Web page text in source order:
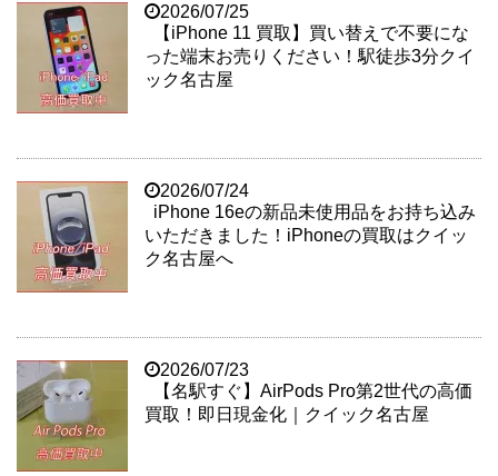
2026/07/25
【iPhone 11 買取】買い替えで不要にな
った端末お売りください！駅徒歩3分クイ
ック名古屋
2026/07/24
iPhone 16eの新品未使用品をお持ち込み
いただきました！iPhoneの買取はクイッ
ク名古屋へ
2026/07/23
【名駅すぐ】AirPods Pro第2世代の高価
買取！即日現金化｜クイック名古屋